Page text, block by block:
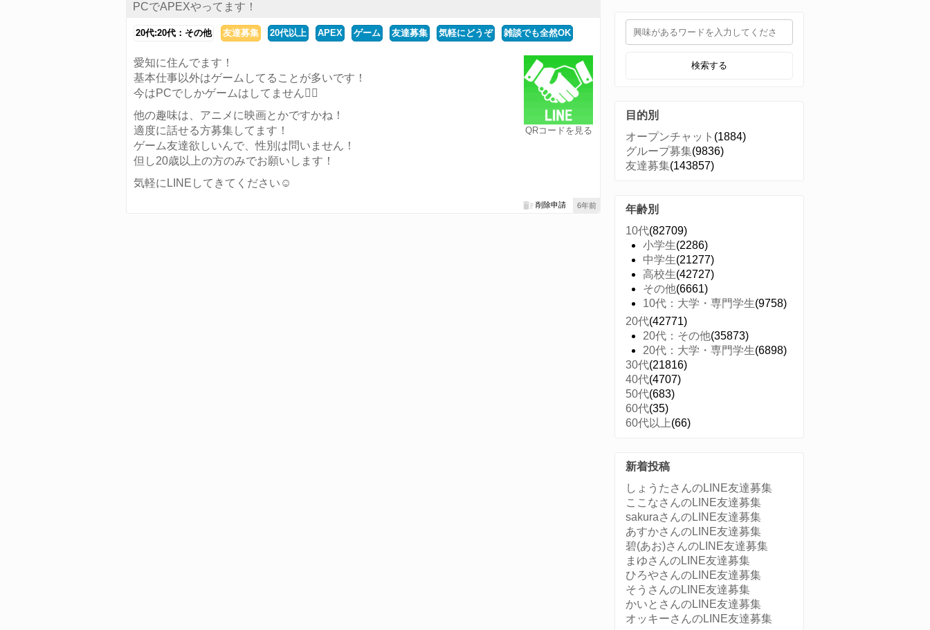
PCでAPEXやってます！
20代:20代：その他 友達募集 20代以上 APEX ゲーム 友達募集 気軽にどうぞ 雑談でも全然OK
QRコードを見る
愛知に住んでます！
基本仕事以外はゲームしてることが多いです！
今はPCでしかゲームはしてません🙋‍♂️
他の趣味は、アニメに映画とかですかね！
適度に話せる方募集してます！
ゲーム友達欲しいんで、性別は問いません！
但し20歳以上の方のみでお願いします！
気軽にLINEしてきてください☺️
6年前
削除申請
検索する
目的別
オープンチャット (1884)
グループ募集(9836)
友達募集(143857)
年齢別
10代(82709)
小学生(2286)
中学生(21277)
高校生(42727)
その他(6661)
10代：大学・専門学生(9758)
20代(42771)
20代：その他(35873)
20代：大学・専門学生(6898)
30代(21816)
40代(4707)
50代(683)
60代(35)
60代以上(66)
新着投稿
しょうたさんのLINE友達募集
ここなさんのLINE友達募集
sakuraさんのLINE友達募集
あすかさんのLINE友達募集
碧(あお)さんのLINE友達募集
まゆさんのLINE友達募集
ひろやさんのLINE友達募集
そうさんのLINE友達募集
かいとさんのLINE友達募集
オッキーさんのLINE友達募集